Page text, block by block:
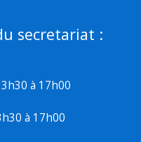
secretariat :
à 17h00
à 17h00